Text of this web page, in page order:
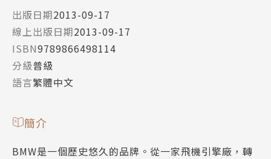
出版日期2013-09-17
線上出版日期2013-09-17
ISBN9789866498114
分級普級
語言繁體中文
簡介
BMW是一個歷史悠久的品牌。從一家飛機引擎廠，轉